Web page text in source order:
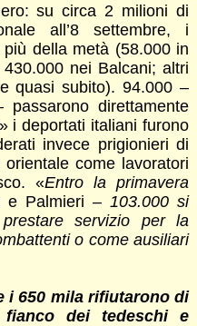
su circa 2 milioni di
all’8 settembre, i
della metà (58.000 in
nei Balcani; altri
quasi subito). 94.000 –
direttamente
i deportati italiani furono
invece prigionieri di
come lavoratori
«Entro la primavera
e Palmieri –103.000 si
servizio per la
o come ausiliari
i 650 mila rifiutarono di
dei tedeschi e